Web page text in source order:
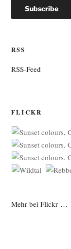
RSS
RSS-Feed
FLICKR
Mehr bei Flickr …